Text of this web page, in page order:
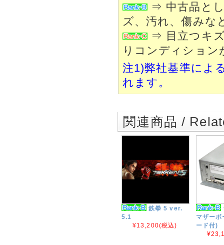
⇒ 中古品とし
ズ、汚れ、傷みな
⇒ 目立つキズ
りコンディション
注1)弊社基準によ
れます。
関連商品 /
鉄拳 5 ver.
5.1
¥13,200(税込)
マザー
ード付)